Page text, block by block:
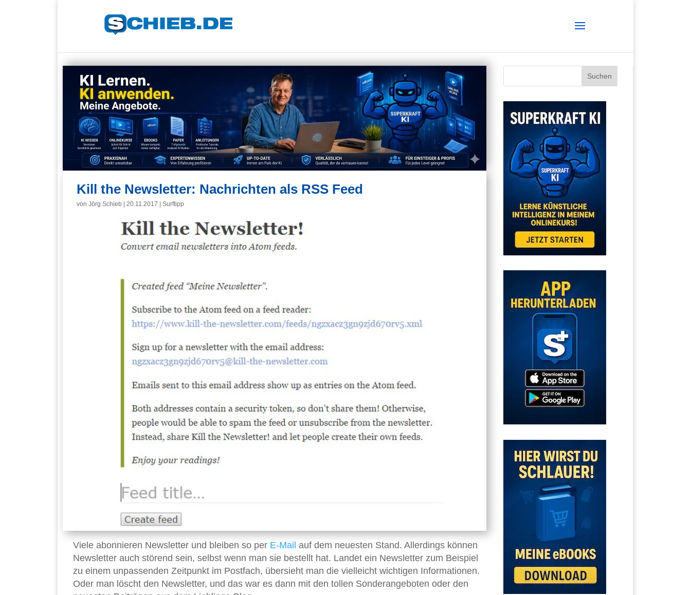
Kill the Newsletter: Nachrichten als RSS Feed
von Jörg Schieb 20.11.2017 Surftipp
Viele abonnieren Newsletter und bleiben so per E-Mail auf dem neuesten Stand. Allerdings können
Newsletter auch störend sein, selbst wenn man sie bestellt hat. Landet ein Newsletter zum Beispiel
zu einem unpassenden Zeitpunkt im Postfach, übersieht man die vielleicht wichtigen Informationen.
Oder man löscht den Newsletter, und das war es dann mit den tollen Sonderangeboten oder den